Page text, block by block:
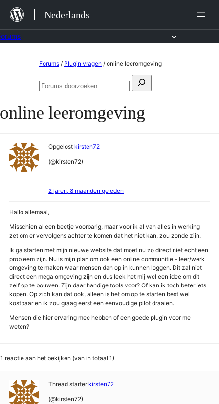
naar
de
Nederlands
Forums / Plugin vragen / online leeromgeving
Zoeken
Forums
online leeromgeving
Opgelost kirsten72
(@kirsten72)
2 jaren, 8 maanden geleden
Hallo allemaal,
Misschien al een beetje voorbarig, maar voor ik al van alles in werking
zet om er vervolgens achter te komen dat het niet kan, zou zonde zijn.
Ik ga starten met mijn nieuwe website dat moet nu zo direct niet echt een
probleem zijn. Nu is mijn plan om ook een online communitie – leer/werk
omgeving te maken waar mensen dan op in kunnen loggen. Dit zal niet
direct een mega omgeving zijn en dus leek het mij wel een idee om dit
zelf op te bouwen. Zijn daar handige tools voor? Of kan ik toch beter iets
kopen. Op zich kan dat ook, alleen is het om op te starten best wel
kostbaar en ik zou graag eerst een eenvoudige pilot draaien.
Mensen die hier ervaring mee hebben of een goede plugin voor me
weten?
1 reactie aan het bekijken (van in totaal 1)
Thread starter kirsten72
(@kirsten72)